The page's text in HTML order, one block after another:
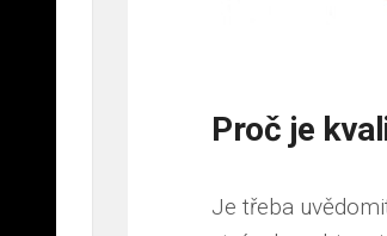
Proč je
Je třeba